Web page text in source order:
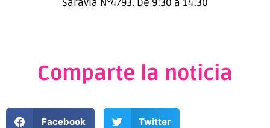
Saravia N°4793. De 9:30 a 14:30
Comparte la noticia
Facebook Twitter